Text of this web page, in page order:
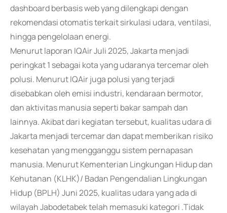
dashboard berbasis web yang dilengkapi dengan
rekomendasi otomatis terkait sirkulasi udara, ventilasi,
hingga pengelolaan energi.
Menurut laporan IQAir Juli 2025, Jakarta menjadi
peringkat 1 sebagai kota yang udaranya tercemar oleh
polusi. Menurut IQAir juga polusi yang terjadi
disebabkan oleh emisi industri, kendaraan bermotor,
dan aktivitas manusia seperti bakar sampah dan
lainnya. Akibat dari kegiatan tersebut, kualitas udara di
Jakarta menjadi tercemar dan dapat memberikan risiko
kesehatan yang mengganggu sistem pernapasan
manusia. Menurut Kementerian Lingkungan Hidup dan
Kehutanan (KLHK)/ Badan Pengendalian Lingkungan
Hidup (BPLH) Juni 2025, kualitas udara yang ada di
wilayah Jabodetabek telah memasuki kategori .Tidak